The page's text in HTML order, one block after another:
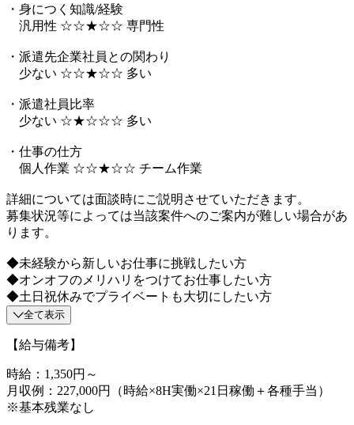
・身につく知識/経験
汎用性 ☆☆★☆☆ 専門性
・派遣先企業社員との関わり
少ない ☆☆★☆☆ 多い
・派遣社員比率
少ない ☆★☆☆☆ 多い
・仕事の仕方
個人作業 ☆☆★☆☆ チーム作業
詳細については面談時にご説明させていただきます。
募集状況等によっては当該案件へのご案内が難しい場合があ
ります。
◆未経験から新しいお仕事に挑戦したい方
◆オンオフのメリハリをつけてお仕事したい方
◆土日祝休みでプライベートも大切にしたい方
全て表示
【給与備考】
時給：1,350円～
月収例：227,000円（時給×8H実働×21日稼働＋各種手当）
※基本残業なし